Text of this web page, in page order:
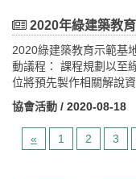
3月至10月週日-週五；
含: 中型遊覽車資.兩晚
領團.旅行業責任險)(※
下列相關文件，按序
向本部申請參選： (
物使用執照或其他合
理組織報備證明影本；
請人者，免附。 (四)
財產權讓與書。 (七)
內容應包括： 1.
指標項目達成之效
人員；建築師、景觀規
間：即日起至系統
1.報名費用及名額：本
限，請勿重複報名 2.
至以下網址報名
址:https://
聯絡方式:蔡欣遠 先生
2020年綠建築教育
2020綠建築教育示範基
動議程： 課程規劃以至
位將預先製作相關解說
進行15分鐘之書面解說
現場導覽活動。 九月份
09：20，於捷運淡水站
淡水區濱海路三段601
協會活動 / 2020-08-18
« 1 2 3